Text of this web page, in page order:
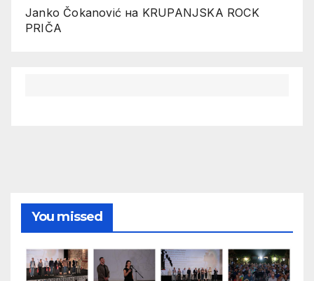
Janko Čokanović на KRUPANJSKA ROCK
PRIČA
You missed